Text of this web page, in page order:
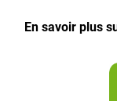
En savoir plus